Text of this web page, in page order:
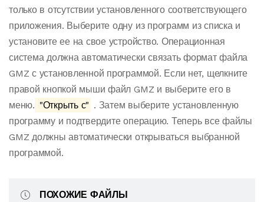
только в отсутствии установленного соответствующего
приложения. Выберите одну из программ из списка и
установите ее на свое устройство. Операционная
система должна автоматически связать формат файла
GMZ с установленной программой. Если нет, щелкните
правой кнопкой мыши файл GMZ и выберите его в
меню. "Открыть с" . Затем выберите установленную
программу и подтвердите операцию. Теперь все файлы
GMZ должны автоматически открываться выбранной
программой.
ПОХОЖИЕ ФАЙЛЫ